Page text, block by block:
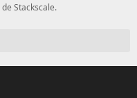
de Stackscale.